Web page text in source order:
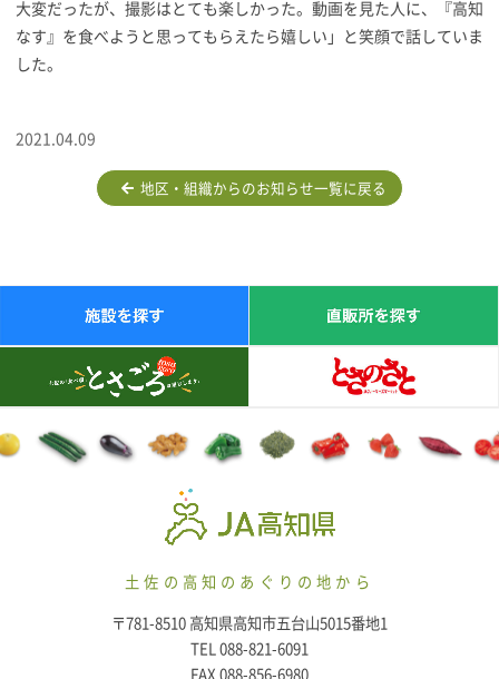
大変だったが、撮影はとても楽しかった。動画を見た人に、『高知
なす』を食べようと思ってもらえたら嬉しい」と笑顔で話していま
した。
2021.04.09
地区・組織からのお知らせ一覧に戻る
土佐の高知のあぐりの地から
〒781-8510 高知県高知市五台山5015番地1
TEL 088-821-6091
FAX 088-856-6980